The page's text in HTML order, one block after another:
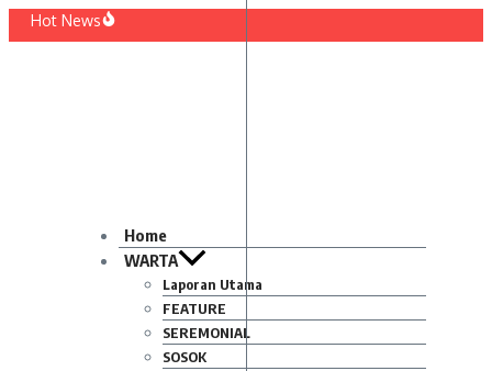
Lewati
ke
Hot News
Home
WARTA
Laporan Utama
FEATURE
SEREMONIAL
SOSOK